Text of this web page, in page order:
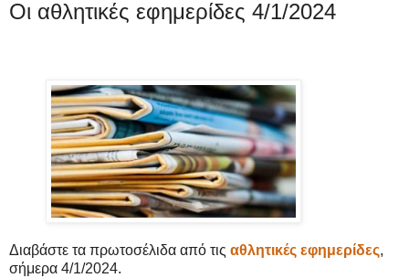
Οι αθλητικές εφημερίδες 4/1/2024
Διαβάστε τα πρωτοσέλιδα από τις αθλητικές εφημερίδες,
σήμερα 4/1/2024.